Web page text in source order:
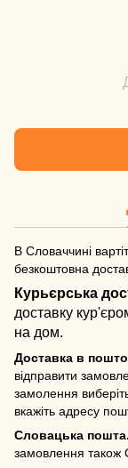
В Словаччині
безкоштовна
Курьєрська
доставку
на дом.
Доставка в
відправити
замолення
вкажіть адресу
Словацька пошта.
замовлення